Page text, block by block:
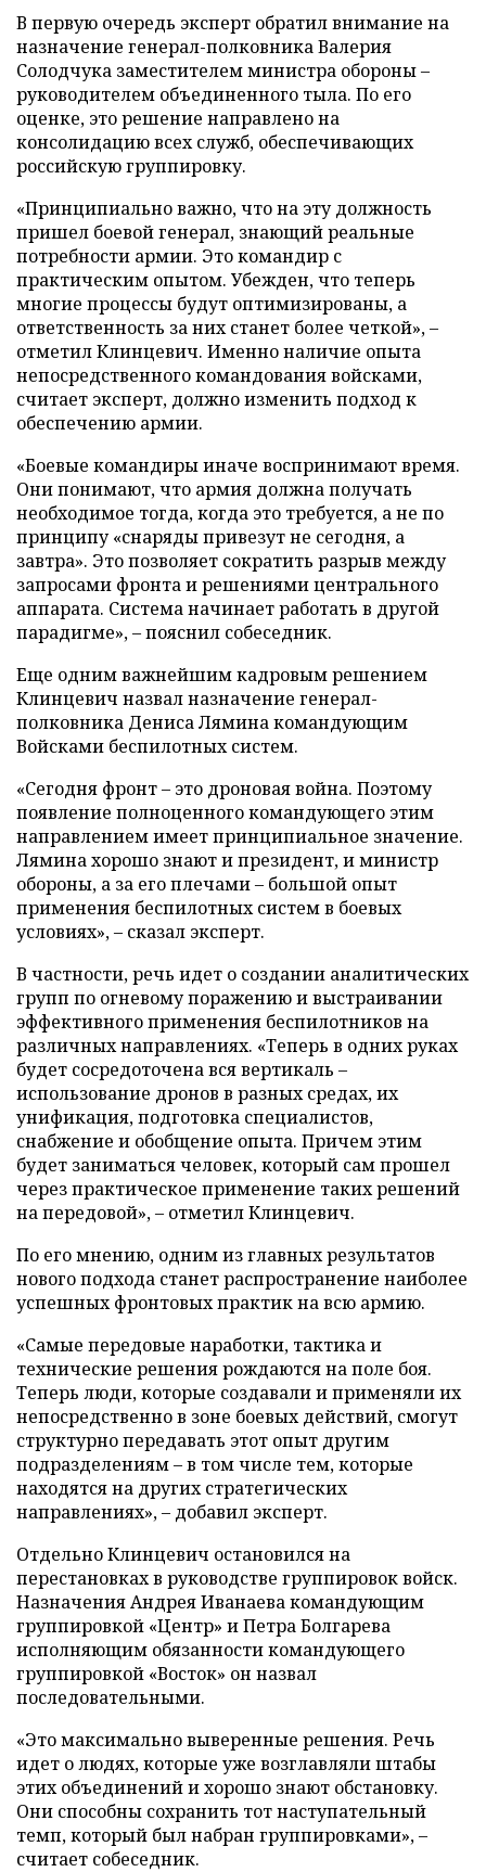
В первую очередь эксперт обратил внимание на
назначение генерал-полковника Валерия
Солодчука заместителем министра обороны –
руководителем объединенного тыла. По его
оценке, это решение направлено на
консолидацию всех служб, обеспечивающих
российскую группировку.
«Принципиально важно, что на эту должность
пришел боевой генерал, знающий реальные
потребности армии. Это командир с
практическим опытом. Убежден, что теперь
многие процессы будут оптимизированы, а
ответственность за них станет более четкой», –
отметил Клинцевич. Именно наличие опыта
непосредственного командования войсками,
считает эксперт, должно изменить подход к
обеспечению армии.
«Боевые командиры иначе воспринимают время.
Они понимают, что армия должна получать
необходимое тогда, когда это требуется, а не по
принципу «снаряды привезут не сегодня, а
завтра». Это позволяет сократить разрыв между
запросами фронта и решениями центрального
аппарата. Система начинает работать в другой
парадигме», – пояснил собеседник.
Еще одним важнейшим кадровым решением
Клинцевич назвал назначение генерал-
полковника Дениса Лямина командующим
Войсками беспилотных систем.
«Сегодня фронт – это дроновая война. Поэтому
появление полноценного командующего этим
направлением имеет принципиальное значение.
Лямина хорошо знают и президент, и министр
обороны, а за его плечами – большой опыт
применения беспилотных систем в боевых
условиях», – сказал эксперт.
В частности, речь идет о создании аналитических
групп по огневому поражению и выстраивании
эффективного применения беспилотников на
различных направлениях. «Теперь в одних руках
будет сосредоточена вся вертикаль –
использование дронов в разных средах, их
унификация, подготовка специалистов,
снабжение и обобщение опыта. Причем этим
будет заниматься человек, который сам прошел
через практическое применение таких решений
на передовой», – отметил Клинцевич.
По его мнению, одним из главных результатов
нового подхода станет распространение наиболее
успешных фронтовых практик на всю армию.
«Самые передовые наработки, тактика и
технические решения рождаются на поле боя.
Теперь люди, которые создавали и применяли их
непосредственно в зоне боевых действий, смогут
структурно передавать этот опыт другим
подразделениям – в том числе тем, которые
находятся на других стратегических
направлениях», – добавил эксперт.
Отдельно Клинцевич остановился на
перестановках в руководстве группировок войск.
Назначения Андрея Иванаева командующим
группировкой «Центр» и Петра Болгарева
исполняющим обязанности командующего
группировкой «Восток» он назвал
последовательными.
«Это максимально выверенные решения. Речь
идет о людях, которые уже возглавляли штабы
этих объединений и хорошо знают обстановку.
Они способны сохранить тот наступательный
темп, который был набран группировками», –
считает собеседник.